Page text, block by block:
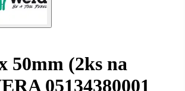
50mm (2ks na
05134380001